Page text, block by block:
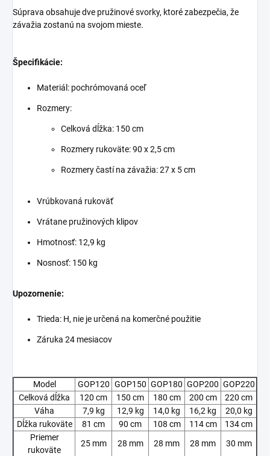
Súprava obsahuje dve pružinové svorky, ktoré zabezpečia, že
závažia zostanú na svojom mieste.
Špecifikácie:
Materiál: pochrómovaná oceľ
Rozmery:
Celková dĺžka: 150 cm
Rozmery rukoväte: 90 x 2,5 cm
Rozmery častí na závažia: 27 x 5 cm
Vrúbkovaná rukoväť
Vrátane pružinových klipov
Hmotnosť: 12,9 kg
Nosnosť: 150 kg
Upozornenie:
Trieda: H, nie je určená na komerčné použitie
Záruka 24 mesiacov
Model GOP120 GOP150 GOP180 GOP200 GOP220
Celková dĺžka
120 cm 150 cm 180 cm 200 cm
220 cm
Váha
7,9 kg 12,9 kg 14,0 kg 16,2 kg
20,0 kg
Dĺžka rukoväte
81 cm 90 cm 108 cm 114 cm
134 cm
Priemer
rukoväte
25 mm 28 mm 28 mm 28 mm 30 mm